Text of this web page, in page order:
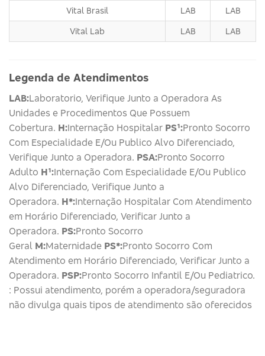
Vital Brasil LAB LAB
Vital Lab LAB LAB
Legenda de Atendimentos
LAB:Laboratorio, Verifique Junto a Operadora As
Unidades e Procedimentos Que Possuem
Cobertura. H:Internação Hospitalar PS¹:Pronto Socorro
Com Especialidade E/Ou Publico Alvo Diferenciado,
Verifique Junto a Operadora. PSA:Pronto Socorro
Adulto H¹:Internação Com Especialidade E/Ou Publico
Alvo Diferenciado, Verifique Junto a
Operadora. H*:Internação Hospitalar Com Atendimento
em Horário Diferenciado, Verificar Junto a
Operadora. PS:Pronto Socorro
Geral M:Maternidade PS*:Pronto Socorro Com
Atendimento em Horário Diferenciado, Verificar Junto a
Operadora. PSP:Pronto Socorro Infantil E/Ou Pediatrico.
: Possui atendimento, porém a operadora/seguradora
não divulga quais tipos de atendimento são oferecidos